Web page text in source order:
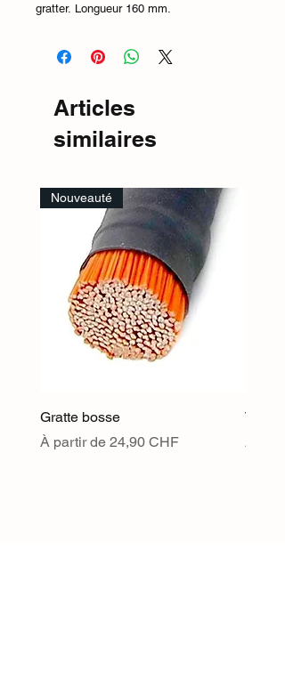
gratter. Longueur 160 mm.
Articles
similaires
Nouveauté
Gratte bosse
À partir de 24,90 CHF
Prix promotionnel
À